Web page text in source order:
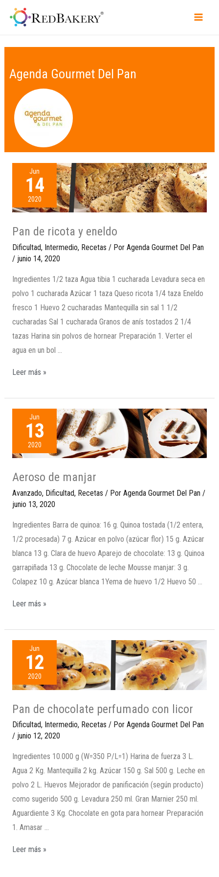
Agenda Gourmet Del Pan
Jun
14
2020
Pan de ricota y eneldo
Dificultad, Intermedio, Recetas / Por Agenda Gourmet Del Pan
/ junio 14, 2020
Ingredientes 1/2 taza Agua tibia 1 cucharada Levadura seca en
polvo 1 cucharada Azúcar 1 taza Queso ricota 1/4 taza Eneldo
fresco 1 Huevo 2 cucharadas Mantequilla sin sal 1 1/2
cucharadas Sal 1 cucharada Granos de anís tostados 2 1/4
tazas Harina sin polvos de hornear Preparación 1. Verter el
agua en un bol …
Leer más »
Jun
13
2020
Aeroso de manjar
Avanzado, Dificultad, Recetas / Por Agenda Gourmet Del Pan /
junio 13, 2020
Ingredientes Barra de quinoa: 16 g. Quinoa tostada (1/2 entera,
1/2 procesada) 7 g. Azúcar en polvo (azúcar flor) 15 g. Azúcar
blanca 13 g. Clara de huevo Aparejo de chocolate: 13 g. Quinoa
garrapiñada 13 g. Chocolate de leche Mousse manjar: 3 g.
Colapez 10 g. Azúcar blanca 1Yema de huevo 1/2 Huevo 50 …
Leer más »
Jun
12
2020
Pan de chocolate perfumado con licor
Dificultad, Intermedio, Recetas / Por Agenda Gourmet Del Pan
/ junio 12, 2020
Ingredientes 10.000 g (W=350 P/L=1) Harina de fuerza 3 L.
Agua 2 Kg. Mantequilla 2 kg. Azúcar 150 g. Sal 500 g. Leche en
polvo 2 L. Huevos Mejorador de panificación (según producto)
como sugerido 500 g. Levadura 250 ml. Gran Marnier 250 ml.
Aguardiente 3 Kg. Chocolate en gota para hornear Preparación
1. Amasar …
Leer más »